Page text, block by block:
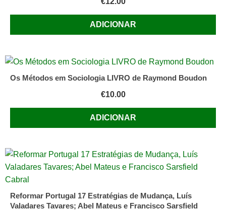
ADICIONAR
Os Métodos em Sociologia LIVRO de Raymond Boudon
€10.00
ADICIONAR
Reformar Portugal 17 Estratégias de Mudança, Luís
Valadares Tavares; Abel Mateus e Francisco Sarsfield